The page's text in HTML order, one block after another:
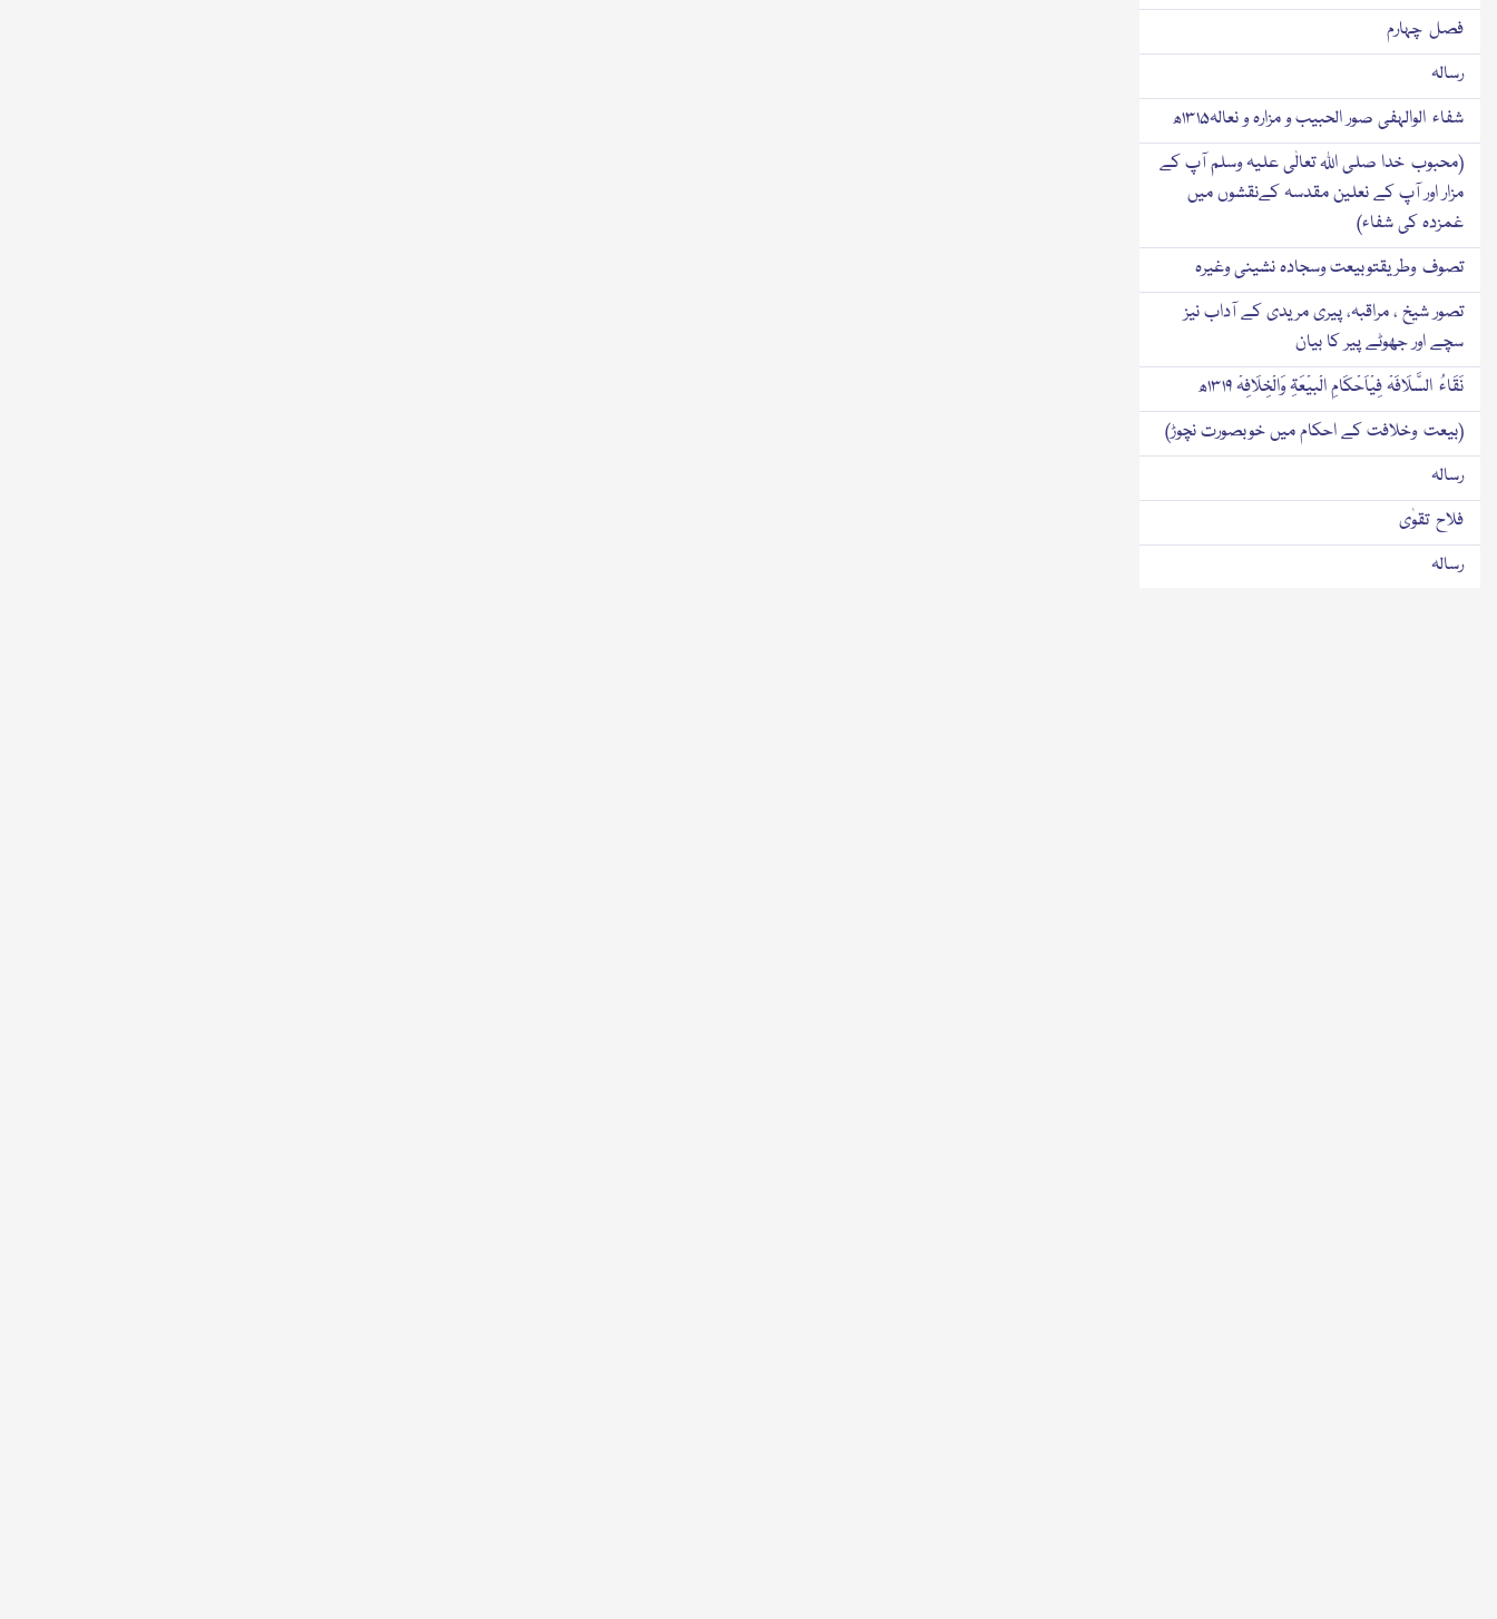
فصل چہارم
رسالہ
شفاء الوالہفی صور الحبیب و مزارہ و نعالہ۱۳۱۵ھ
(محبوب خدا صلی اﷲ تعالٰی علیہ وسلم آپ کے
مزار اور آپ کے نعلین مقدسہ کےنقشوں میں
غمزدہ کی شفاء)
تصوف وطریقتوبیعت وسجادہ نشینی وغیرہ
تصور شیخ ، مراقبہ، پیری مریدی کے آداب نیز
سچے اور جھوٹے پیر کا بیان
نَقَاءُ السَّلَافَہْ فِیْاَحْکَامِ الْبیْعَۃِ وَالْخِلَافِہْ ۱۳۱۹ھ
(بیعت وخلافت کے احکام میں خوبصورت نچوڑ)
رسالہ
فلاح تقوٰی
رسالہ